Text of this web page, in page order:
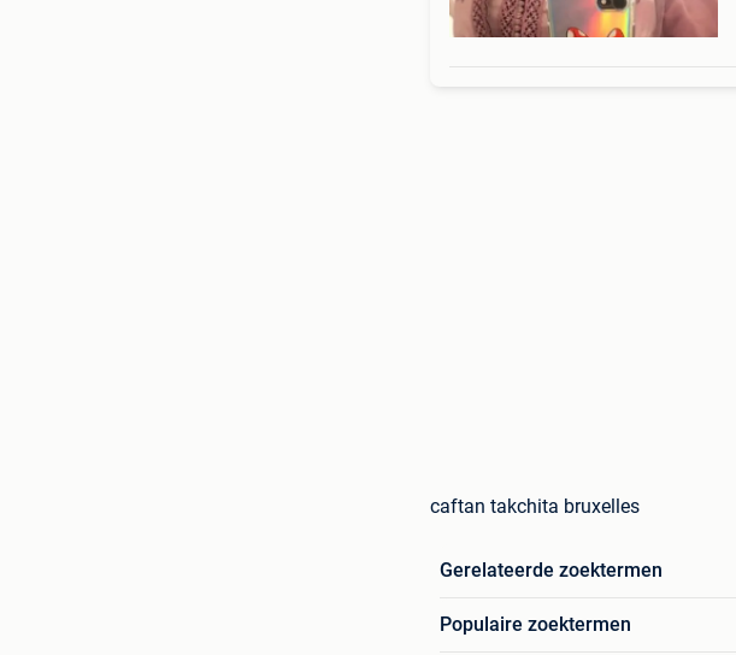
caftan takchita bruxelles
Gerelateerde zoektermen
Populaire zoektermen